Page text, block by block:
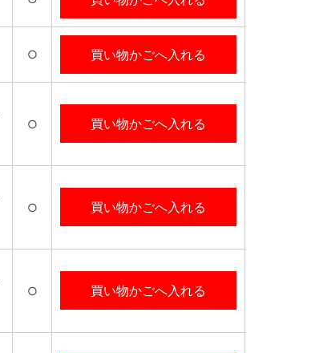
○ 買い物かごへ入れる
○ 買い物かごへ入れる
○ 買い物かごへ入れる
○ 買い物かごへ入れる